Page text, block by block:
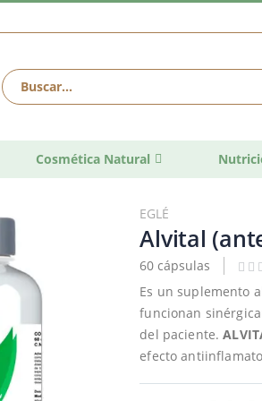
Cosmética Natural
EGLÉ
Alvital
60 cápsulas
Es un suplemento
funcionan
del paciente.
efecto